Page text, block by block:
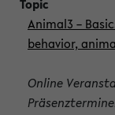
Animal3 –
behavior,
Online